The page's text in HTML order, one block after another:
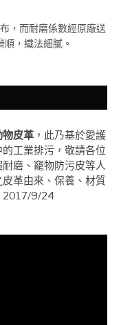
，而耐磨係數經原廠送
，織法細膩。
物皮革 ，此乃基於愛護
工業排污，敬請各位
磨、竉物防污皮等人
革由來、保養、材質
2017/9/24